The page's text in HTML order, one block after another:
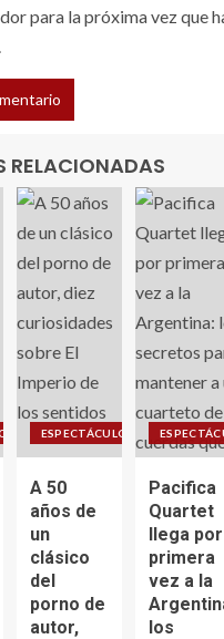
para la próxima vez que
RELACIONADAS
ESPECTÁCULO
A 50
años de
un
clásico
del
porno de
autor,
Pacifica
Quartet
llega por
primera
vez a la
los